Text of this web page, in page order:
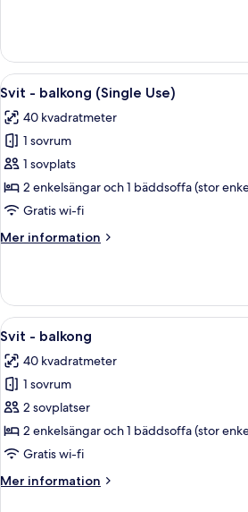
-
balkong
(Single
Öppna
alla
foton
för
Svit
-
balkong
Use)
Ett
6
Svit - balkong (Single Use)
40 kvadratmeter
1 sovrum
1 sovplats
2 enkelsängar och 1 bäddsoffa (stor
Gratis wi-fi
Mer information
Mer
-
balkong
(Single
Öppna
alla
foton
för
Svit
-
balkong
Ett
6
Svit - balkong
40 kvadratmeter
1 sovrum
2 sovplatser
2 enkelsängar och 1 bäddsoffa (stor
Gratis wi-fi
Mer information
Mer